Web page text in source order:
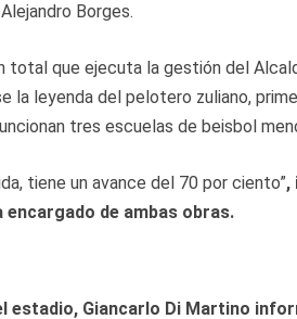
Borges.
total que ejecuta la gestión del
la leyenda del pelotero zuliano,
tres escuelas de beisbol
tiene un avance del 70 por ciento”,
de ambas obras.
estadio, Giancarlo Di Martino